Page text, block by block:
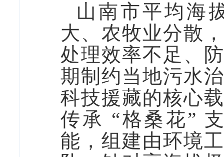
山南市平均海
大、农牧业分散
处理效率不足、
期制约当地污水
科技援藏的核心
传承 “格桑花”
能，组建由环境